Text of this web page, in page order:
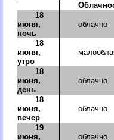
18
июня,
ночь
облачно
18
июня,
утро
18
июня,
день
облачно
18
июня,
вечер
облачно
19
июня,
облачно